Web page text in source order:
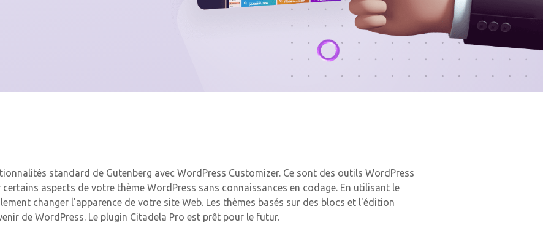
standard de Gutenberg avec WordPress Customizer. Ce sont des outils WordPress
aspects de votre thème WordPress sans connaissances en codage. En utilisant le
changer l'apparence de votre site Web. Les thèmes basés sur des blocs et l'édition
de WordPress. Le plugin Citadela Pro est prêt pour le futur.